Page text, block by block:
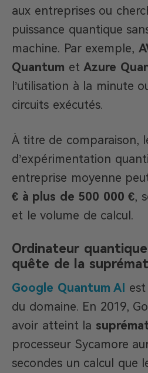
aux entreprises ou
puissance quantique
machine. Par exemple,
Quantum et Azure
l’utilisation à la minute
circuits exécutés.
À titre de comparaison,
d’expérimentation
entreprise moyenne
€ à plus de 500 000 €,
et le volume de calcul.
Ordinateur
quête de la
Google Quantum AI
du domaine. En 2019,
avoir atteint la
processeur Sycamore
secondes un calcul que